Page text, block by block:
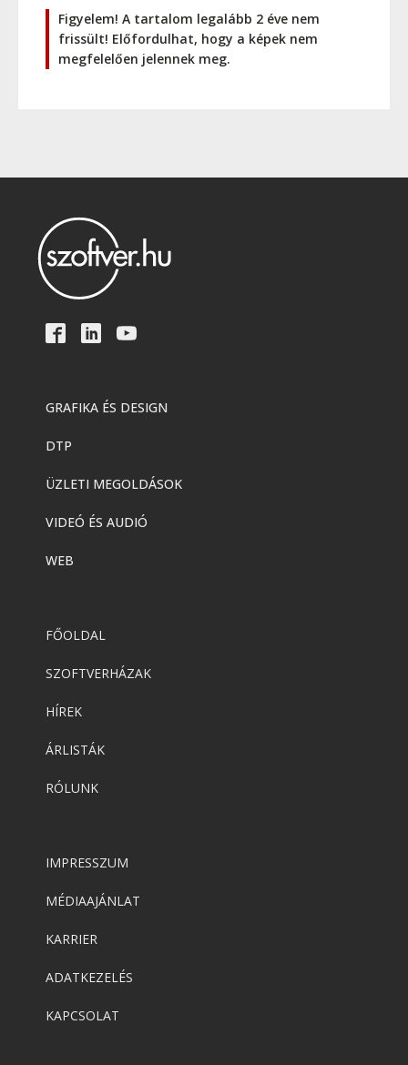
Figyelem! A tartalom legalább 2 éve nem
frissült! Előfordulhat, hogy a képek nem
megfelelően jelennek meg.
GRAFIKA ÉS DESIGN
DTP
ÜZLETI MEGOLDÁSOK
VIDEÓ ÉS AUDIÓ
WEB
FŐOLDAL
SZOFTVERHÁZAK
HÍREK
ÁRLISTÁK
RÓLUNK
IMPRESSZUM
MÉDIAAJÁNLAT
KARRIER
ADATKEZELÉS
KAPCSOLAT